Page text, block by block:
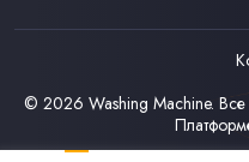
© 2026 Washing Machine.